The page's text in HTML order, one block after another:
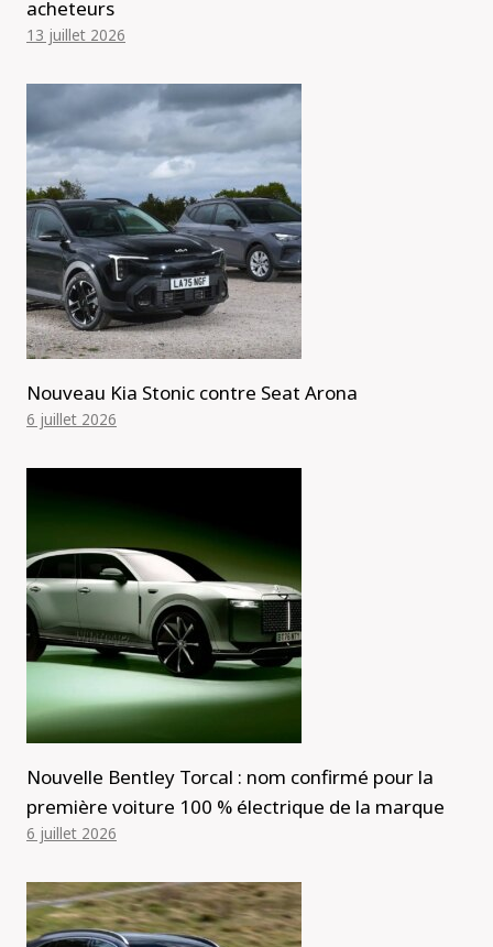
acheteurs
13 juillet 2026
Nouveau Kia Stonic contre Seat Arona
6 juillet 2026
Nouvelle Bentley Torcal : nom confirmé pour la
première voiture 100 % électrique de la marque
6 juillet 2026